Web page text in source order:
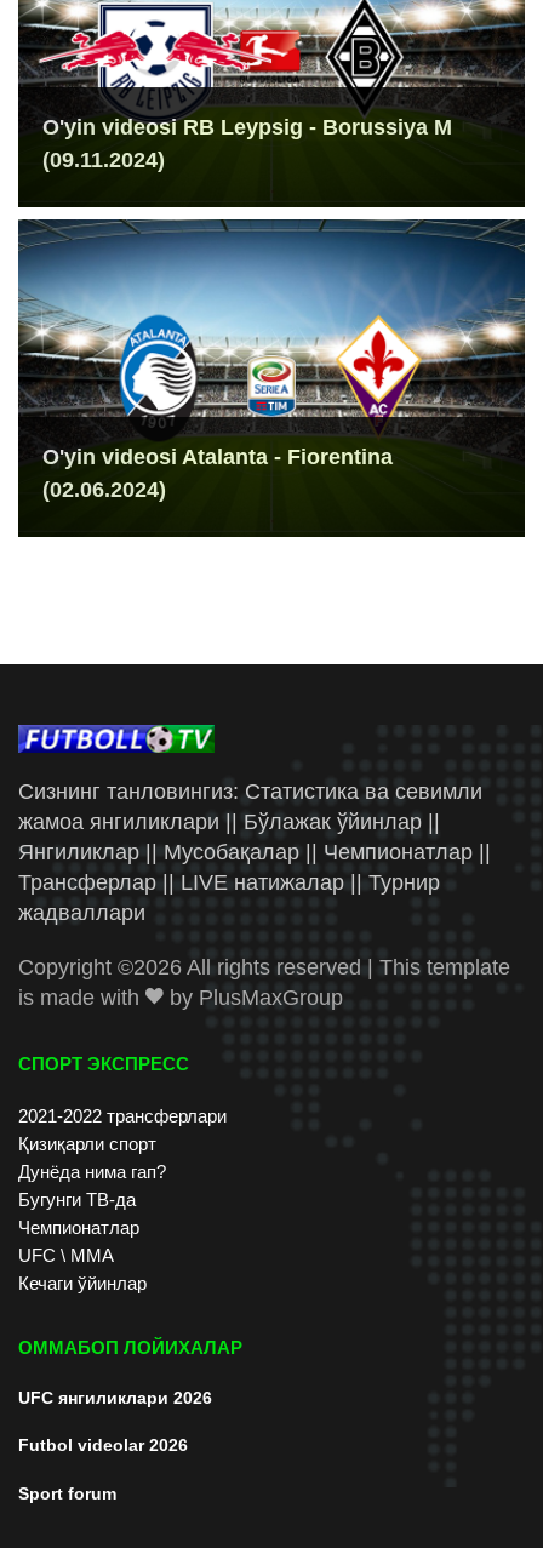
O'yin videosi RB Leypsig - Borussiya M
(09.11.2024)
O'yin videosi Atalanta - Fiorentina
(02.06.2024)
Сизнинг танловингиз: Статистика ва севимли
жамоа янгиликлари || Бўлажак ўйинлар ||
Янгиликлар || Мусобақалар || Чемпионатлар ||
Трансферлар || LIVE натижалар || Турнир
жадваллари
Copyright ©2026 All rights reserved | This template
is made with
by PlusMaxGroup
СПОРТ ЭКСПРЕСС
2021-2022 трансферлари
Қизиқарли спорт
Дунёда нима гап?
Бугунги ТВ-да
Чемпионатлар
UFC \ ММА
Кечаги ўйинлар
ОММАБОП ЛОЙИХАЛАР
UFC янгиликлари 2026
Futbol videolar 2026
Sport forum